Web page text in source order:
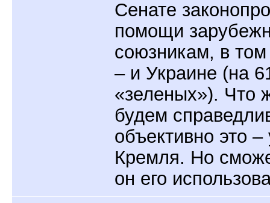
Сенате
помощи
союзникам, в
– и Украине (на
«зеленых»). Что
будем
объективно это –
Кремля. Но
он его